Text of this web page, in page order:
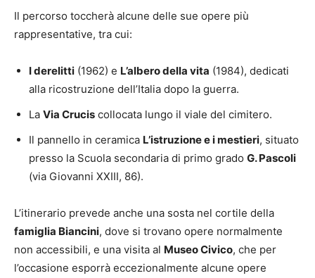
Il percorso toccherà alcune delle sue opere più
rappresentative, tra cui:
I derelitti (1962) e L’albero della vita (1984), dedicati
alla ricostruzione dell’Italia dopo la guerra.
La Via Crucis collocata lungo il viale del cimitero.
Il pannello in ceramica L’istruzione e i mestieri, situato
presso la Scuola secondaria di primo grado G. Pascoli
(via Giovanni XXIII, 86).
L’itinerario prevede anche una sosta nel cortile della
famiglia Biancini, dove si trovano opere normalmente
non accessibili, e una visita al Museo Civico, che per
l’occasione esporrà eccezionalmente alcune opere